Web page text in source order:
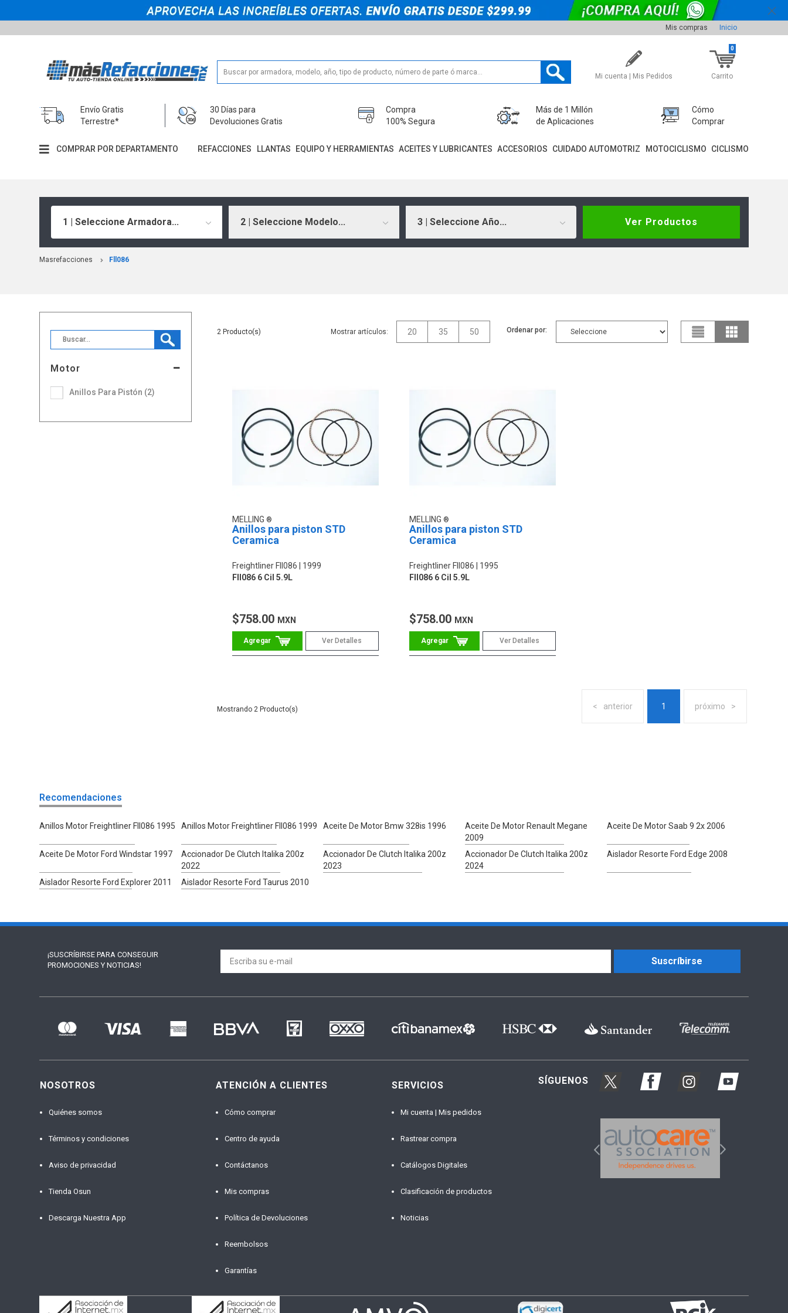
Mis compras Inicio
Mi cuenta | Mis Pedidos Carrito
0
Envío Gratis
Terrestre*
30 Días para
Devoluciones Gratis
Compra
100% Segura
Más de 1 Millón
de Aplicaciones
Cómo
Comprar
COMPRAR POR DEPARTAMENTO REFACCIONES LLANTAS EQUIPO Y HERRAMIENTAS ACEITES Y LUBRICANTES ACCESORIOS CUIDADO AUTOMOTRIZ MOTOCICLISMO CICLISMO
1 | Seleccione Armadora... 2 | Seleccione Modelo... 3 | Seleccione Año... Ver Productos
Masrefacciones Fll086
Motor
Anillos Para Pistón (2)
2 Mostrar artículos: 20 35 50 Ordenar por:
MELLING
Anillos para piston STD
Ceramica
Freightliner Fll086
1999
Fll086 6 Cil 5.9L
$758.00 MXN
Ver Detalles
MELLING
Anillos para piston STD
Ceramica
Freightliner Fll086
1995
Fll086 6 Cil 5.9L
$758.00 MXN
Ver Detalles
anterior 1 próximo
2
Recomendaciones
Anillos Motor Freightliner Fll086 1995 Anillos Motor Freightliner Fll086 1999 Aceite De Motor Bmw 328is 1996
Aceite De Motor Renault Megane
2009
Aceite De Motor Saab 9 2x 2006
Aceite De Motor Ford Windstar 1997
Accionador De Clutch Italika 200z
2022
Accionador De Clutch Italika 200z
2023
Accionador De Clutch Italika 200z
2024
Aislador Resorte Ford Edge 2008
Aislador Resorte Ford Explorer 2011 Aislador Resorte Ford Taurus 2010
¡SUSCRÍBIRSE PARA CONSEGUIR
PROMOCIONES Y NOTICIAS!
Suscríbirse
NOSOTROS
Quiénes somos
Términos y condiciones
Aviso de privacidad
Tienda Osun
Descarga Nuestra App
ATENCIÓN A CLIENTES
Cómo comprar
Centro de ayuda
Contáctanos
Mis compras
Política de Devoluciones
Reembolsos
Garantías
SERVICIOS
Mi cuenta | Mis pedidos
Rastrear compra
Catálogos Digitales
Clasificación de productos
Noticias
SÍGUENOS